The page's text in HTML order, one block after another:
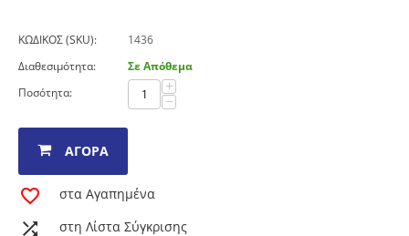
ΚΩΔΙΚΟΣ (SKU):
1436
Διαθεσιμότητα:
Σε Απόθεμα
Ποσότητα:
+
−
ΑΓΟΡΆ
στα Αγαπημένα
στη Λίστα Σύγκρισης